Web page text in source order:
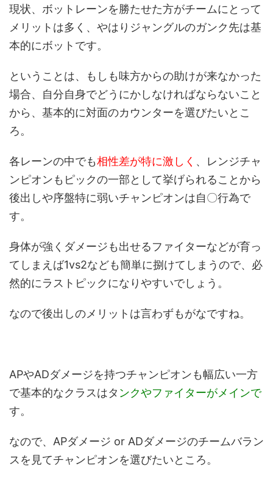
現状、ボットレーンを勝たせた方がチームにとって
メリットは多く、やはりジャングルのガンク先は基
本的にボットです。
ということは、もしも味方からの助けが来なかった
場合、自分自身でどうにかしなければならないこと
から、基本的に対面のカウンターを選びたいとこ
ろ。
各レーンの中でも相性差が特に激しく 、レンジチャ
ンピオンもピックの一部として挙げられることから
後出しや序盤特に弱いチャンピオンは自〇行為で
す。
身体が強くダメージも出せるファイターなどが育っ
てしまえば1vs2なども簡単に捌けてしまうので、必
然的にラストピックになりやすいでしょう。
なので後出しのメリットは言わずもがなですね。
APやADダメージを持つチャンピオンも幅広い一方
で基本的なクラスはタ ンクやファイターがメインで
す。
なので、APダメージ or ADダメージのチームバラン
スを見てチャンピオンを選びたいところ。